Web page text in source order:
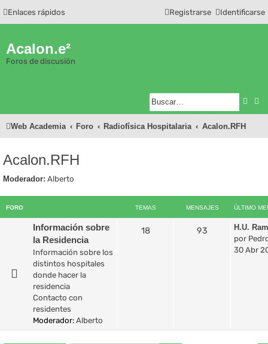
Enlaces rápidos Identificarse
Registrarse
Acalon.e²
Foros de discusión
Web Academia Foro Radiofísica Hospitalaria Acalon.RFH
Acalon.RFH
Moderador: Alberto
FORO TEMAS MENSAJES ÚLTIMO
Información sobre
la Residencia
Información sobre los
distintos hospitales
donde hacer la
residencia
Contacto con
residentes
Moderador: Alberto
18 93
H.U.
por
30 Abr